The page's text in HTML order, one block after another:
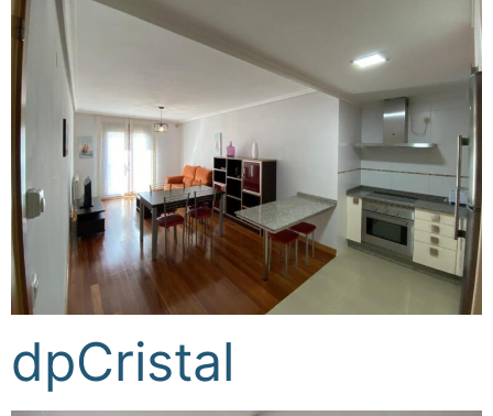
dpCristal